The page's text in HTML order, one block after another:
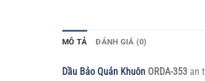
MÔ TẢ ĐÁNH GIÁ (0)
Dầu Bảo Quản Khuôn ORDA-353 an